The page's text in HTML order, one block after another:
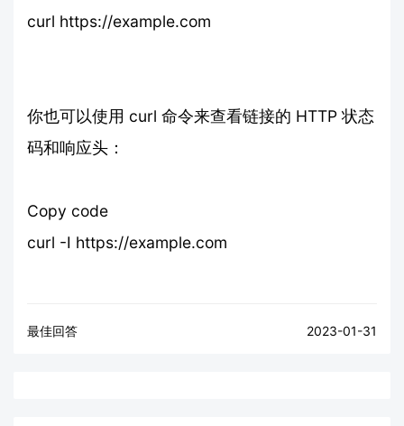
curl https://example.com
你也可以使用 curl 命令来查看链接的 HTTP 状态
码和响应头：
Copy code
curl -I https://example.com
最佳回答 2023-01-31